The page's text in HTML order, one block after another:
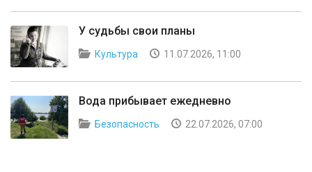
У судьбы свои планы
Культура 11.07.2026, 11:00
Вода прибывает ежедневно
Безопасность 22.07.2026, 07:00